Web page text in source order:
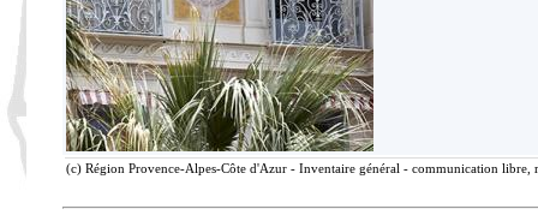
(c) Région Provence-Alpes-Côte d'Azur - Inventaire général - communication libre,